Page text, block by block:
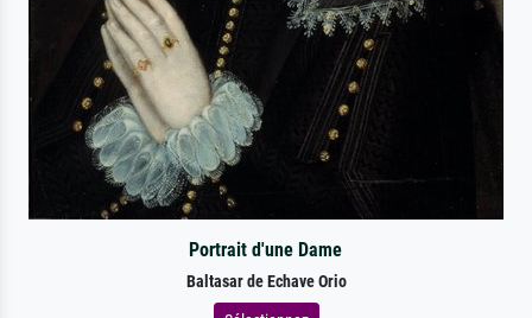
Portrait d'une Dame
Baltasar de Echave Orio